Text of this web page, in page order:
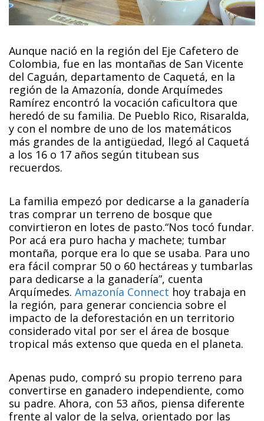
Aunque nació en la región del Eje Cafetero de
Colombia, fue en las montañas de San Vicente
del Caguán, departamento de Caquetá, en la
región de la Amazonía, donde Arquímedes
Ramírez encontró la vocación caficultora que
heredó de su familia. De Pueblo Rico, Risaralda,
y con el nombre de uno de los matemáticos
más grandes de la antigüedad, llegó al Caquetá
a los 16 o 17 años según titubean sus
recuerdos.
La familia empezó por dedicarse a la ganadería
tras comprar un terreno de bosque que
convirtieron en lotes de pasto.“Nos tocó fundar.
Por acá era puro hacha y machete; tumbar
montaña, porque era lo que se usaba. Para uno
era fácil comprar 50 o 60 hectáreas y tumbarlas
para dedicarse a la ganadería”, cuenta
Arquímedes. Amazonía Connect hoy trabaja en
la región, para generar conciencia sobre el
impacto de la deforestación en un territorio
considerado vital por ser el área de bosque
tropical más extenso que queda en el planeta.
Apenas pudo, compró su propio terreno para
convertirse en ganadero independiente, como
su padre. Ahora, con 53 años, piensa diferente
frente al valor de la selva, orientado por las